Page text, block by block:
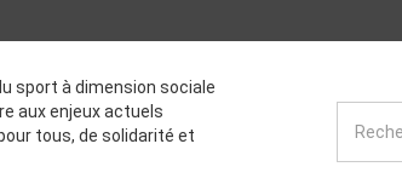
sport à dimension sociale
aux enjeux actuels
tous, de solidarité et